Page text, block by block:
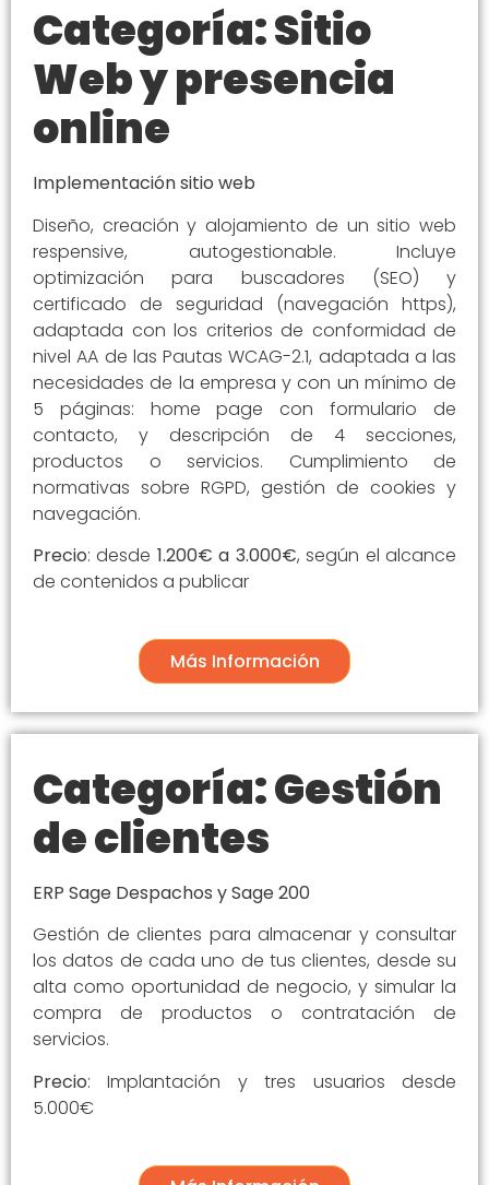
Categoría: Sitio
Web y presencia
online
Implementación sitio web
Diseño, creación y alojamiento de un sitio web
respensive, autogestionable. Incluye
optimización para buscadores (SEO) y
certificado de seguridad (navegación https),
adaptada con los criterios de conformidad de
nivel AA de las Pautas WCAG-2.1, adaptada a las
necesidades de la empresa y con un mínimo de
5 páginas: home page con formulario de
contacto, y descripción de 4 secciones,
productos o servicios. Cumplimiento de
normativas sobre RGPD, gestión de cookies y
navegación.
Precio: desde 1.200€ a 3.000€, según el alcance
de contenidos a publicar
Más Información
Categoría: Gestión
de clientes
ERP Sage Despachos y Sage 200
Gestión de clientes para almacenar y consultar
los datos de cada uno de tus clientes, desde su
alta como oportunidad de negocio, y simular la
compra de productos o contratación de
servicios.
Precio: Implantación y tres usuarios desde
5.000€